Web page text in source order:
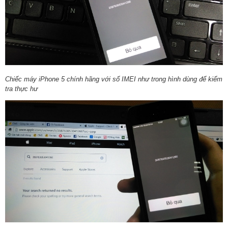
Chiếc máy iPhone 5 chính hãng với số IMEI như trong hình dùng để kiểm
tra thực hư